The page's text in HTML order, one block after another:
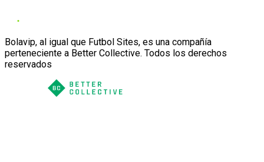
Bolavip, al igual que Futbol Sites, es una compañía
perteneciente a Better Collective. Todos los derechos
reservados